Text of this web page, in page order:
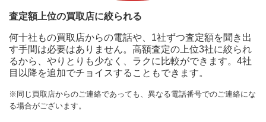
査定額上位の買取店に絞られる
何十社もの買取店からの電話や、1社ずつ査定額を聞き出
す手間は必要はありません。高額査定の上位3社に絞られ
るから、やりとりも少なく、ラクに比較ができます。4社
目以降を追加でチョイスすることもできます。
※同じ買取店からのご連絡であっても、異なる電話番号でのご連絡にな
る場合がございます。